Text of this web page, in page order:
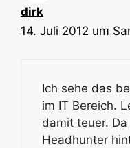
dirk
14. Juli 2012 um
Ich sehe das
im IT Bereich.
damit teuer.
Headhunter